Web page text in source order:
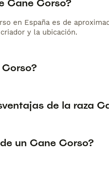
Cane Corso?
en España es de
y la ubicación.
de la raza
un Cane Corso?